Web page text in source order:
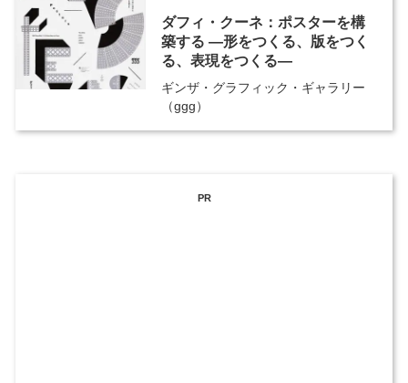
ダフィ・クーネ：ポスターを構
築する ―形をつくる、版をつく
る、表現をつくる―
ギンザ・グラフィック・ギャラリー
（ggg）
PR